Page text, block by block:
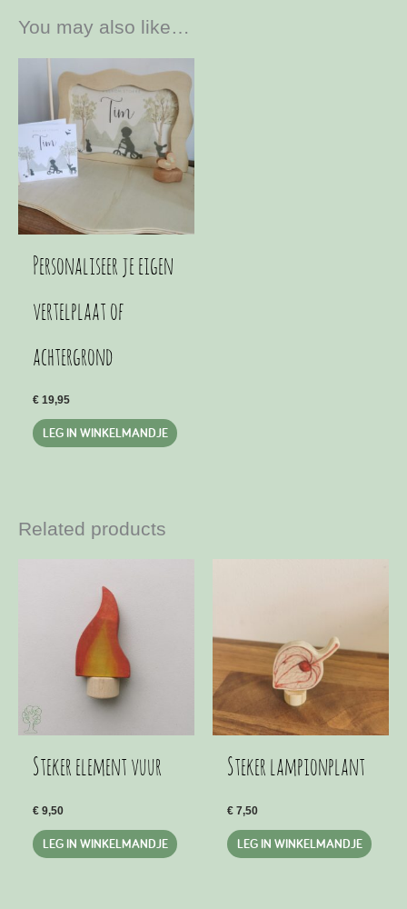
You may also like…
Personaliseer je eigen
vertelplaat of
achtergrond
€ 19,95
LEG IN WINKELMANDJE
Related products
Steker element vuur
€ 9,50
LEG IN WINKELMANDJE
Steker lampionplant
€ 7,50
LEG IN WINKELMANDJE